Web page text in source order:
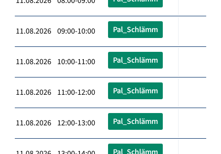
11.08.2026 09:00-10:00 Pal_Schlämm
11.08.2026 10:00-11:00 Pal_Schlämm
11.08.2026 11:00-12:00 Pal_Schlämm
11.08.2026 12:00-13:00 Pal_Schlämm